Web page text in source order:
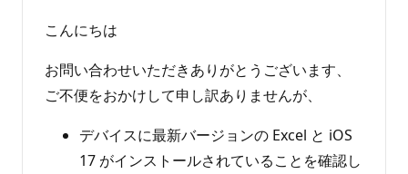
せ
こんにちは
お問い合わせいただきありがとうございます、
ご不便をおかけして申し訳ありませんが、
デバイスに最新バージョンの Excel と iOS
17 がインストールされていることを確認し